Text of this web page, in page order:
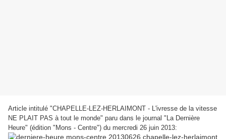
Article intitulé "CHAPELLE-LEZ-HERLAIMONT - L'ivresse de la vitesse
NE PLAIT PAS à tout le monde" paru dans le journal "La Dernière
Heure" (édition "Mons - Centre") du mercredi 26 juin 2013: